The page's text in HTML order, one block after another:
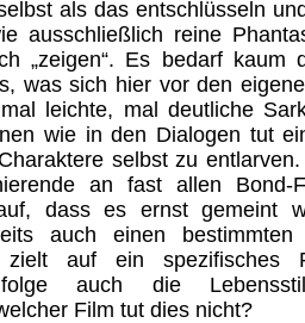
als das entschlüsseln
ausschließlich reine
„zeigen“. Es bedarf kaum
was sich hier vor den
leichte, mal deutliche
wie in den Dialogen tut
selbst zu
an fast allen Bond-
dass es ernst gemeint
auch einen bestimmten
zielt auf ein spezifisches
auch die
Film tut dies nicht?